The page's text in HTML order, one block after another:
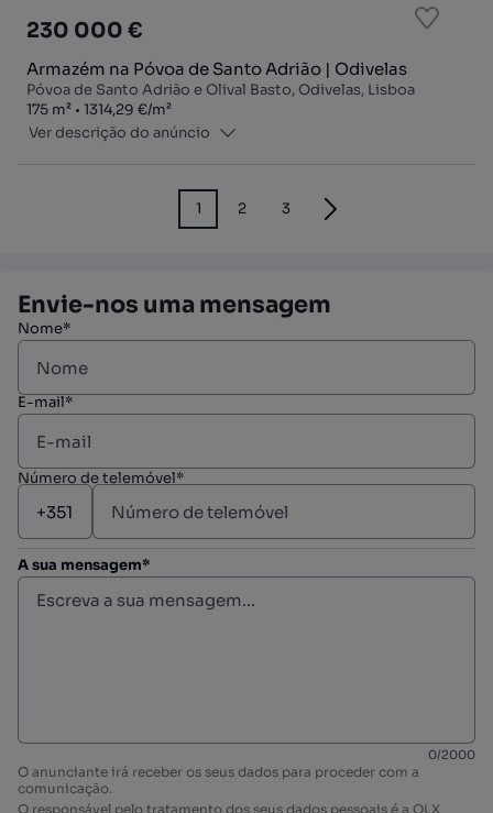
230 000 €
Armazém na Póvoa de Santo Adrião | Odivelas
Póvoa de Santo Adrião e Olival Basto, Odivelas, Lisboa
Zona
175 m²
Preço por metro quadrado
1314,29 €/m²
Ver descrição do anúncio
1 2 3
Envie-nos uma mensagem
Nome*
E-mail*
Número de telemóvel*
A sua mensagem*
0/2000
O anunciante irá receber os seus dados para proceder com a
comunicação.
O responsável pelo tratamento dos seus dados pessoais é a OLX